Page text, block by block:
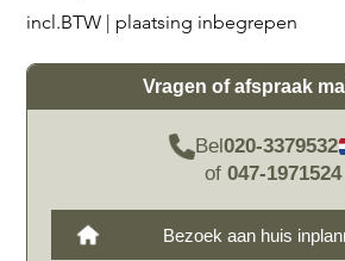
incl.BTW
plaatsing inbegrepen
Vragen of afspraak
Bel020-3379532
of 047-1971524
Bezoek aan huis